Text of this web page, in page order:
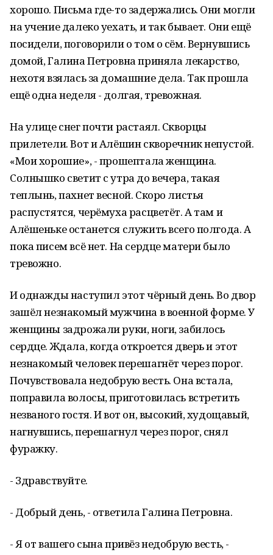
хорошо. Письма где-то задержались. Они могли
на учение далеко уехать, и так бывает. Они ещё
посидели, поговорили о том о сём. Вернувшись
домой, Галина Петровна приняла лекарство,
нехотя взялась за домашние дела. Так прошла
ещё одна неделя - долгая, тревожная.
На улице снег почти растаял. Скворцы
прилетели. Вот и Алёшин скворечник непустой.
«Мои хорошие», - прошептала женщина.
Солнышко светит с утра до вечера, такая
теплынь, пахнет весной. Скоро листья
распустятся, черёмуха расцветёт. А там и
Алёшеньке останется служить всего полгода. А
пока писем всё нет. На сердце матери было
тревожно.
И однажды наступил этот чёрный день. Во двор
зашёл незнакомый мужчина в военной форме. У
женщины задрожали руки, ноги, забилось
сердце. Ждала, когда откроется дверь и этот
незнакомый человек перешагнёт через порог.
Почувствовала недобрую весть. Она встала,
поправила волосы, приготовилась встретить
незваного гостя. И вот он, высокий, худощавый,
нагнувшись, перешагнул через порог, снял
фуражку.
- Здравствуйте.
- Добрый день, - ответила Галина Петровна.
- Я от вашего сына привёз недобрую весть, -